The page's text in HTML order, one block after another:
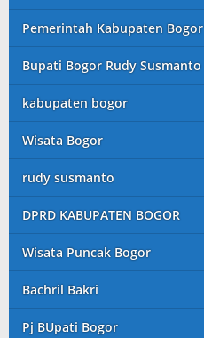
Pemerintah Kabupaten Bogor
Bupati Bogor Rudy Susmanto
kabupaten bogor
Wisata Bogor
rudy susmanto
DPRD KABUPATEN BOGOR
Wisata Puncak Bogor
Bachril Bakri
Pj BUpati Bogor